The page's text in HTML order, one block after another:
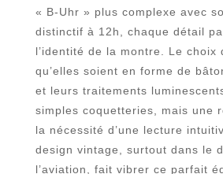
« B-Uhr » plus complexe avec
distinctif à 12h, chaque détail
l’identité de la montre. Le choix
qu’elles soient en forme de
et leurs traitements
simples coquetteries, mais une
la nécessité d’une lecture
design vintage, surtout dans le
l’aviation, fait vibrer ce parfait